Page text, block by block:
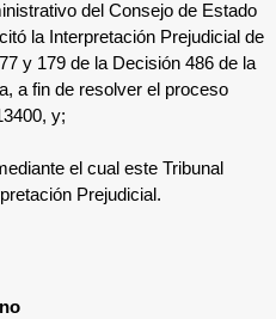
del Consejo de Estado
la Interpretación Prejudicial de
y 179 de la Decisión 486 de la
a fin de resolver el proceso
y;
el cual este Tribunal
Prejudicial.